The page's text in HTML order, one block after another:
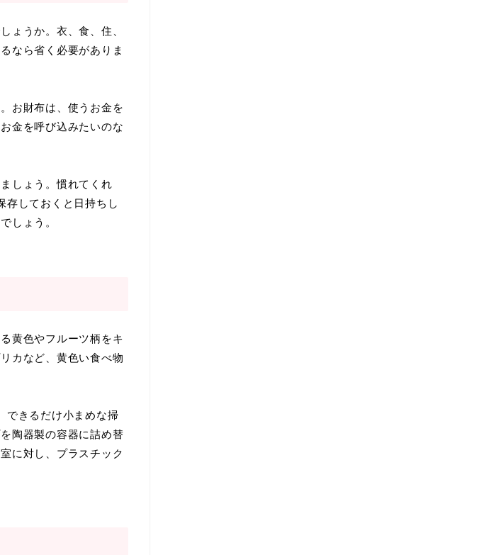
ょうか。衣、食、住、
なら省く必要がありま
お財布は、使うお金を
金を呼び込みたいのな
しょう。慣れてくれ
存しておくと日持ちし
しょう。
黄色やフルーツ柄をキ
カなど、黄色い食べ物
できるだけ小まめな掃
陶器製の容器に詰め替
に対し、プラスチック